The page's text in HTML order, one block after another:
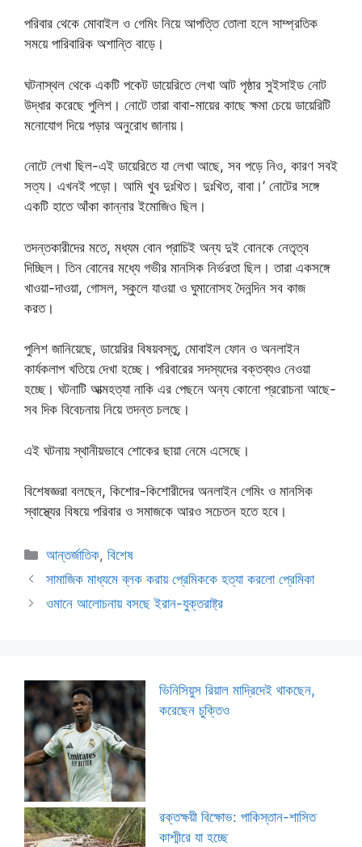
পরিবার থেকে মোবাইল ও গেমিং নিয়ে আপত্তি তোলা হলে সাম্প্রতিক
সময়ে পারিবারিক অশান্তি বাড়ে।
ঘটনাস্থল থেকে একটি পকেট ডায়েরিতে লেখা আট পৃষ্ঠার সুইসাইড নোট
উদ্ধার করেছে পুলিশ। নোটে তারা বাবা-মায়ের কাছে ক্ষমা চেয়ে ডায়েরিটি
মনোযোগ দিয়ে পড়ার অনুরোধ জানায়।
নোটে লেখা ছিল-এই ডায়েরিতে যা লেখা আছে, সব পড়ে নিও, কারণ সবই
সত্য। এখনই পড়ো। আমি খুব দুঃখিত। দুঃখিত, বাবা।’ নোটের সঙ্গে
একটি হাতে আঁকা কান্নার ইমোজিও ছিল।
তদন্তকারীদের মতে, মধ্যম বোন প্রাচিই অন্য দুই বোনকে নেতৃত্ব
দিচ্ছিল। তিন বোনের মধ্যে গভীর মানসিক নির্ভরতা ছিল। তারা একসঙ্গে
খাওয়া-দাওয়া, গোসল, স্কুলে যাওয়া ও ঘুমানোসহ দৈনন্দিন সব কাজ
করত।
পুলিশ জানিয়েছে, ডায়েরির বিষয়বস্তু, মোবাইল ফোন ও অনলাইন
কার্যকলাপ খতিয়ে দেখা হচ্ছে। পরিবারের সদস্যদের বক্তব্যও নেওয়া
হচ্ছে। ঘটনাটি আত্মহত্যা নাকি এর পেছনে অন্য কোনো প্ররোচনা আছে-
সব দিক বিবেচনায় নিয়ে তদন্ত চলছে।
এই ঘটনায় স্থানীয়ভাবে শোকের ছায়া নেমে এসেছে।
বিশেষজ্ঞরা বলছেন, কিশোর-কিশোরীদের অনলাইন গেমিং ও মানসিক
স্বাস্থ্যের বিষয়ে পরিবার ও সমাজকে আরও সচেতন হতে হবে।
Categories
আন্তর্জাতিক,বিশেষ
সামাজিক মাধ্যমে ব্লক করায় প্রেমিককে হত্যা করলো প্রেমিকা
ওমানে আলোচনায় বসছে ইরান-যুক্তরাষ্ট্র
ভিনিসিয়ুস রিয়াল মাদ্রিদেই থাকছেন,
করেছেন চুক্তিও
রক্তক্ষয়ী বিক্ষোভ: পাকিস্তান-শাসিত
কাশ্মীরে যা হচ্ছে